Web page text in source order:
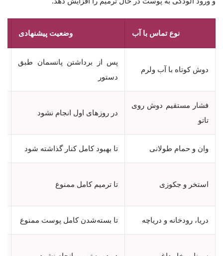
نوع تماس با آب وضعیت پیشنهادی
دوش کوتاه با آب ولرم
پس از برداشتن پانسمان طبق
دستور
فشار مستقیم دوش روی
تاتو
در روزهای اول انجام نشود
وان و حمام طولانی تا بهبود کامل کنار گذاشته شود
استخر و جکوزی تا ترمیم کامل ممنوع
دریا، رودخانه و دریاچه تا بسته‌شدن کامل پوست ممنوع